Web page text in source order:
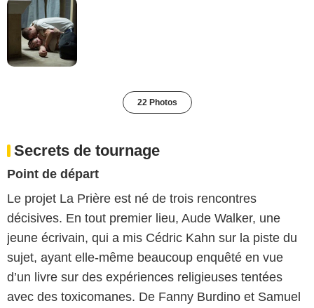
22 Photos
Secrets de tournage
Point de départ
Le projet La Prière est né de trois rencontres
décisives. En tout premier lieu, Aude Walker, une
jeune écrivain, qui a mis Cédric Kahn sur la piste du
sujet, ayant elle-même beaucoup enquêté en vue
d’un livre sur des expériences religieuses tentées
avec des toxicomanes. De Fanny Burdino et Samuel